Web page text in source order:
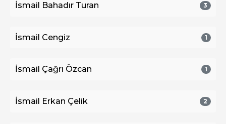
İsmail Bahadır Turan 3
İsmail Cengiz 1
İsmail Çağrı Özcan 1
İsmail Erkan Çelik 2